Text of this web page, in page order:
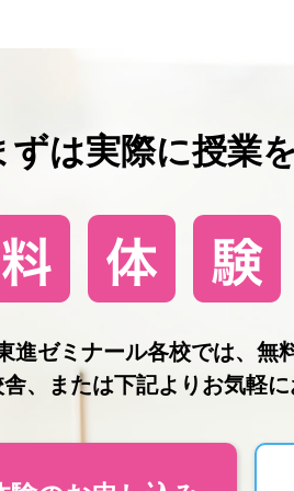
ずは実際に授業
進ゼミナール各校では、無
、または下記よりお気軽